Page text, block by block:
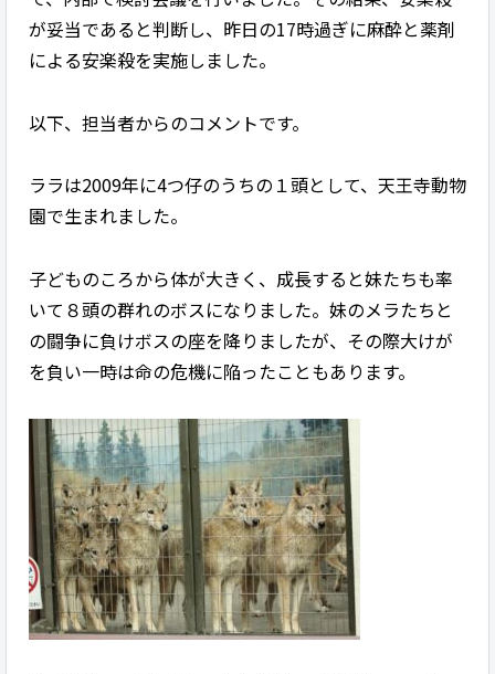
が妥当であると判断し、昨日の17時過ぎに麻酔と薬剤
による安楽殺を実施しました。
以下、担当者からのコメントです。
ララは2009年に4つ仔のうちの１頭として、天王寺動物
園で生まれました。
子どものころから体が大きく、成長すると妹たちも率
いて８頭の群れのボスになりました。妹のメラたちと
の闘争に負けボスの座を降りましたが、その際大けが
を負い一時は命の危機に陥ったこともあります。